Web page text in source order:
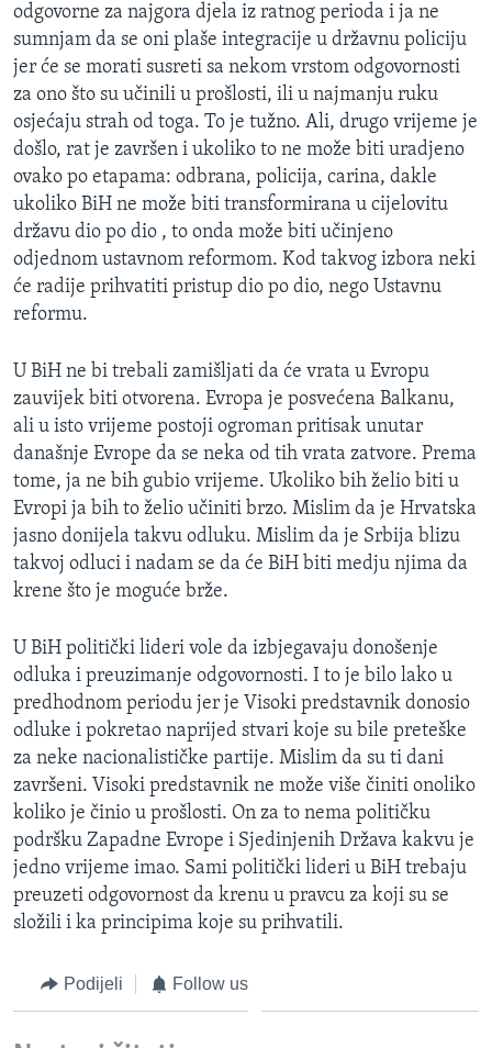
odgovorne za najgora djela iz ratnog perioda i ja ne
sumnjam da se oni plaše integracije u državnu policiju
jer će se morati susreti sa nekom vrstom odgovornosti
za ono što su učinili u prošlosti, ili u najmanju ruku
osjećaju strah od toga. To je tužno. Ali, drugo vrijeme je
došlo, rat je završen i ukoliko to ne može biti uradjeno
ovako po etapama: odbrana, policija, carina, dakle
ukoliko BiH ne može biti transformirana u cijelovitu
državu dio po dio , to onda može biti učinjeno
odjednom ustavnom reformom. Kod takvog izbora neki
će radije prihvatiti pristup dio po dio, nego Ustavnu
reformu.
U BiH ne bi trebali zamišljati da će vrata u Evropu
zauvijek biti otvorena. Evropa je posvećena Balkanu,
ali u isto vrijeme postoji ogroman pritisak unutar
današnje Evrope da se neka od tih vrata zatvore. Prema
tome, ja ne bih gubio vrijeme. Ukoliko bih želio biti u
Evropi ja bih to želio učiniti brzo. Mislim da je Hrvatska
jasno donijela takvu odluku. Mislim da je Srbija blizu
takvoj odluci i nadam se da će BiH biti medju njima da
krene što je moguće brže.
U BiH politički lideri vole da izbjegavaju donošenje
odluka i preuzimanje odgovornosti. I to je bilo lako u
predhodnom periodu jer je Visoki predstavnik donosio
odluke i pokretao naprijed stvari koje su bile preteške
za neke nacionalističke partije. Mislim da su ti dani
završeni. Visoki predstavnik ne može više činiti onoliko
koliko je činio u prošlosti. On za to nema političku
podršku Zapadne Evrope i Sjedinjenih Država kakvu je
jedno vrijeme imao. Sami politički lideri u BiH trebaju
preuzeti odgovornost da krenu u pravcu za koji su se
složili i ka principima koje su prihvatili.
Podijeli Follow us